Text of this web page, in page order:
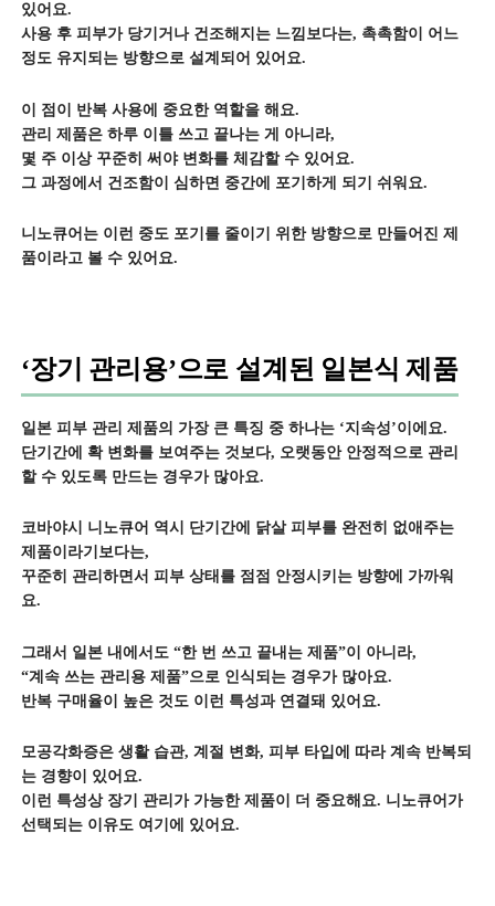
있어요.
사용 후 피부가 당기거나 건조해지는 느낌보다는, 촉촉함이 어느
정도 유지되는 방향으로 설계되어 있어요.
이 점이 반복 사용에 중요한 역할을 해요.
관리 제품은 하루 이틀 쓰고 끝나는 게 아니라,
몇 주 이상 꾸준히 써야 변화를 체감할 수 있어요.
그 과정에서 건조함이 심하면 중간에 포기하게 되기 쉬워요.
니노큐어는 이런 중도 포기를 줄이기 위한 방향으로 만들어진 제
품이라고 볼 수 있어요.
‘장기 관리용’으로 설계된 일본식 제품
일본 피부 관리 제품의 가장 큰 특징 중 하나는 ‘지속성’이에요.
단기간에 확 변화를 보여주는 것보다, 오랫동안 안정적으로 관리
할 수 있도록 만드는 경우가 많아요.
코바야시 니노큐어 역시 단기간에 닭살 피부를 완전히 없애주는
제품이라기보다는,
꾸준히 관리하면서 피부 상태를 점점 안정시키는 방향에 가까워
요.
그래서 일본 내에서도 “한 번 쓰고 끝내는 제품”이 아니라,
“계속 쓰는 관리용 제품”으로 인식되는 경우가 많아요.
반복 구매율이 높은 것도 이런 특성과 연결돼 있어요.
모공각화증은 생활 습관, 계절 변화, 피부 타입에 따라 계속 반복되
는 경향이 있어요.
이런 특성상 장기 관리가 가능한 제품이 더 중요해요. 니노큐어가
선택되는 이유도 여기에 있어요.